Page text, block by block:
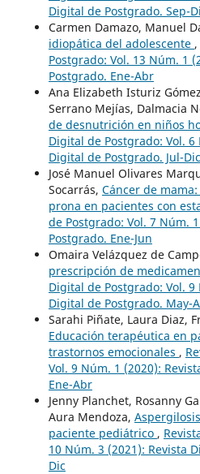
Digital de Postgrado. Sep-
Carmen Damazo, Manuel
idiopática del adolescente ,
Postgrado: Vol. 13 Núm. 1
Postgrado. Ene-Abr
Ana Elizabeth Isturiz
Serrano Mejías, Dalmacia
de desnutrición en niños
Digital de Postgrado: Vol. 6
Digital de Postgrado. Jul-Dic
José Manuel Olivares
Socarrás, Cáncer de
prona en pacientes con
de Postgrado: Vol. 7 Núm.
Postgrado. Ene-Jun
Omaira Velázquez de
prescripción de
Digital de Postgrado: Vol. 9
Digital de Postgrado. May-
Sarahi Piñate, Laura Diaz,
Educación terapéutica en
trastornos emocionales ,
Vol. 9 Núm. 1 (2020):
Ene-Abr
Jenny Planchet, Rosanny
Aura Mendoza,
paciente pediátrico ,
10 Núm. 3 (2021): Revista
Dic